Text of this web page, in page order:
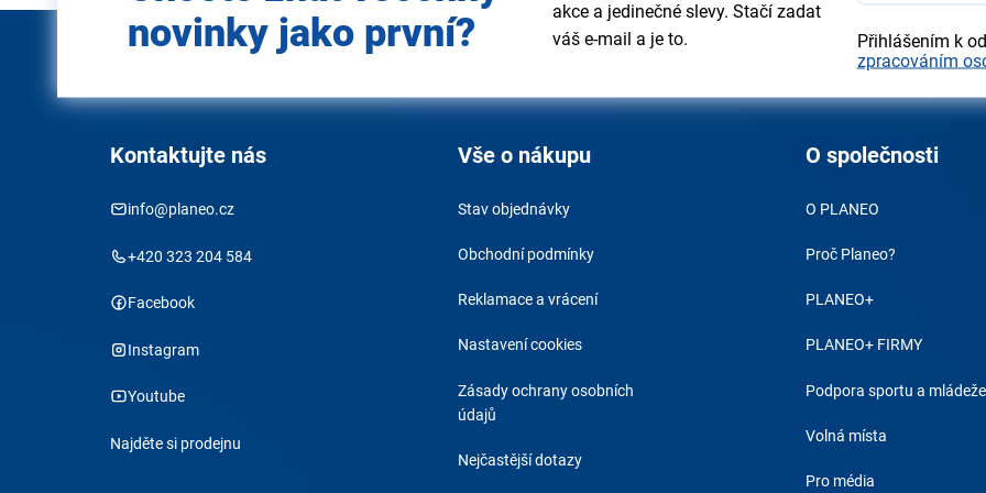
novinky jako první?
akce a jedinečné slevy. Stačí zadat
váš e-mail a je to.
Přihlášením k
zpracováním
Kontaktujte nás
info@planeo.cz
+420 323 204 584
Facebook
Instagram
Youtube
Najděte si prodejnu
Vše o nákupu
Stav objednávky
Obchodní podmínky
Reklamace a vrácení
Nastavení cookies
Zásady ochrany osobních
údajů
Nejčastější dotazy
O společnosti
O PLANEO
Proč Planeo?
PLANEO+
PLANEO+ FIRMY
Podpora sportu a mládeže
Volná místa
Pro média